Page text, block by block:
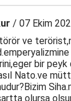
/ 07 Ekim
ve
bir peyk
Nato.ve
olursa